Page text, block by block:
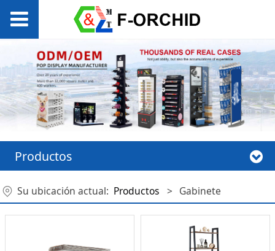
Productos
Su ubicación actual: Productos > Gabinete